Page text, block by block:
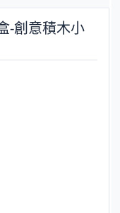
-創意積木小